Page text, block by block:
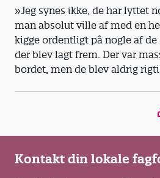
»Jeg synes ikke, de har lyttet
man absolut ville af med en
kigge ordentligt på nogle af
der blev lagt frem. Der var
bordet, men de blev aldrig
Kontakt din lokale